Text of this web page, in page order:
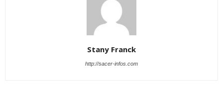
Stany Franck
http://sacer-infos.com